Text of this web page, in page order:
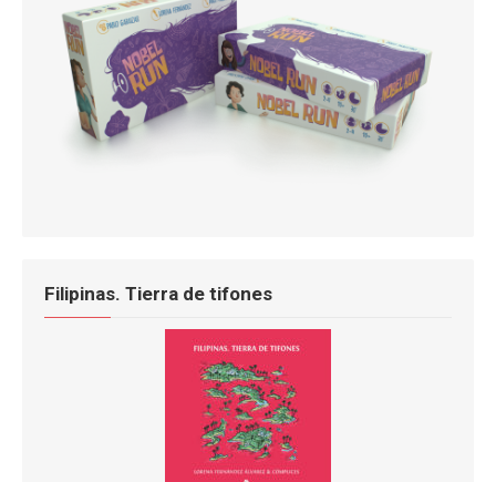
Filipinas. Tierra de tifones